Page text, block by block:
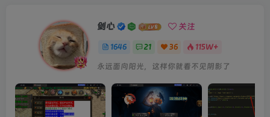
剑心 关注
1646 21 36 115W+
永远面向阳光，这样你就看不见阴影了